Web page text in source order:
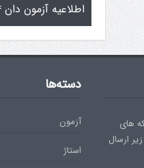
اطلاعیه آزمون دان ۴ به بالا
های
ارسال
دسته‌ها
آزمون
استاژ